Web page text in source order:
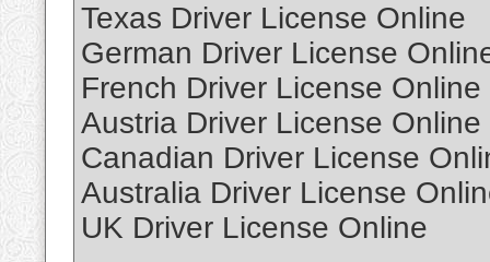
Texas Driver License Online
German Driver License
French Driver License Online
Austria Driver License Online
Canadian Driver License
Australia Driver License
UK Driver License Online